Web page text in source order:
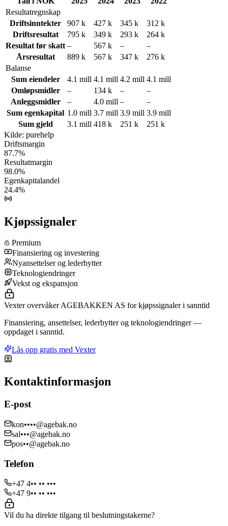
Resultatregnskap
Driftsinntekter
907 k 427 k 345 k
312 k
Driftsresultat
795 k 349 k 293 k
264 k
Resultat før skatt – 567 k –
–
Årsresultat
889 k 567 k 347 k
276 k
Balanse
Sum eiendeler
4.1 mill 4.1 mill 4.2 mill 4.1 mill
Omløpsmidler
– 134 k –
–
Anleggsmidler
– 4.0 mill –
–
Sum egenkapital 1.0 mill 3.7 mill 3.9 mill 3.9 mill
Sum gjeld
3.1 mill 418 k 251 k
251 k
Kilde: purehelp
Driftsmargin
87.7%
Resultatmargin
98.0%
Egenkapitalandel
24.4%
Kjøpssignaler
Premium
Finansiering og investering
Nyansettelser og lederbytter
Teknologiendringer
Vekst og ekspansjon
Vexter overvåker AGEBAKKEN AS for kjøpssignaler i sanntid
Finansiering, ansettelser, lederbytter og teknologiendringer —
oppdaget i sanntid.
Lås opp gratis med Vexter
Kontaktinformasjon
E-post
kon••••@agebak.no
sal•••@agebak.no
pos••@agebak.no
Telefon
+47 4•• •• •••
+47 9•• •• •••
Vil du ha direkte tilgang til beslutningstakerne?